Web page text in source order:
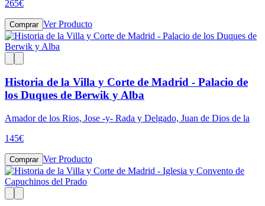
265€
Comprar Ver Producto
Historia de la Villa y Corte de Madrid - Palacio de
los Duques de Berwik y Alba
Amador de los Rios, Jose -y- Rada y Delgado, Juan de Dios de la
145€
Comprar Ver Producto